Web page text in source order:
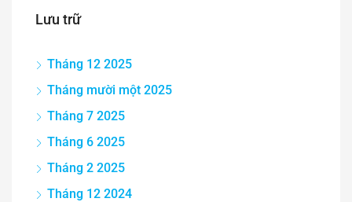
Lưu trữ
Tháng 12 2025
Tháng mười một 2025
Tháng 7 2025
Tháng 6 2025
Tháng 2 2025
Tháng 12 2024